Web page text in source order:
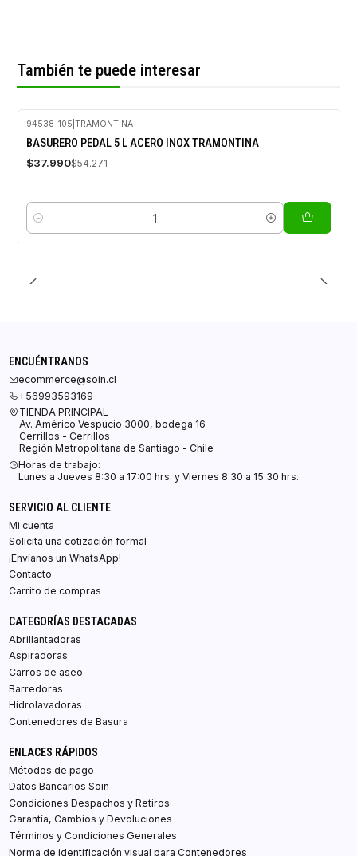
También te puede interesar
-30%
OFF
94538-105 TRAMONTINA
BASURERO PEDAL 5 L ACERO INOX TRAMONTINA
$37.990$54.271
Cantidad
ENCUÉNTRANOS
ecommerce@soin.cl
+56993593169
TIENDA PRINCIPAL
Av. Américo Vespucio 3000, bodega 16
Cerrillos - Cerrillos
Región Metropolitana de Santiago - Chile
Horas de trabajo:
Lunes a Jueves 8:30 a 17:00 hrs. y Viernes 8:30 a 15:30 hrs.
SERVICIO AL CLIENTE
Mi cuenta
Solicita una cotización formal
¡Envíanos un WhatsApp!
Contacto
Carrito de compras
CATEGORÍAS DESTACADAS
Abrillantadoras
Aspiradoras
Carros de aseo
Barredoras
Hidrolavadoras
Contenedores de Basura
ENLACES RÁPIDOS
Métodos de pago
Datos Bancarios Soin
Condiciones Despachos y Retiros
Garantía, Cambios y Devoluciones
Términos y Condiciones Generales
Norma de identificación visual para Contenedores